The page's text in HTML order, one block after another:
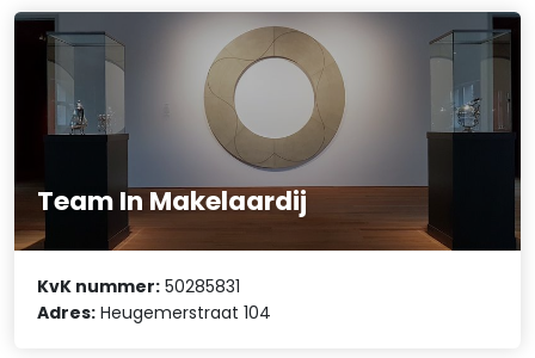
Team In Makelaardij
KvK nummer: 50285831
Adres: Heugemerstraat 104